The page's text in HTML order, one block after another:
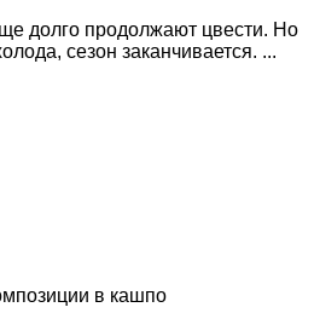
долго продолжают цвести. Но
сезон заканчивается. ...
в кашпо